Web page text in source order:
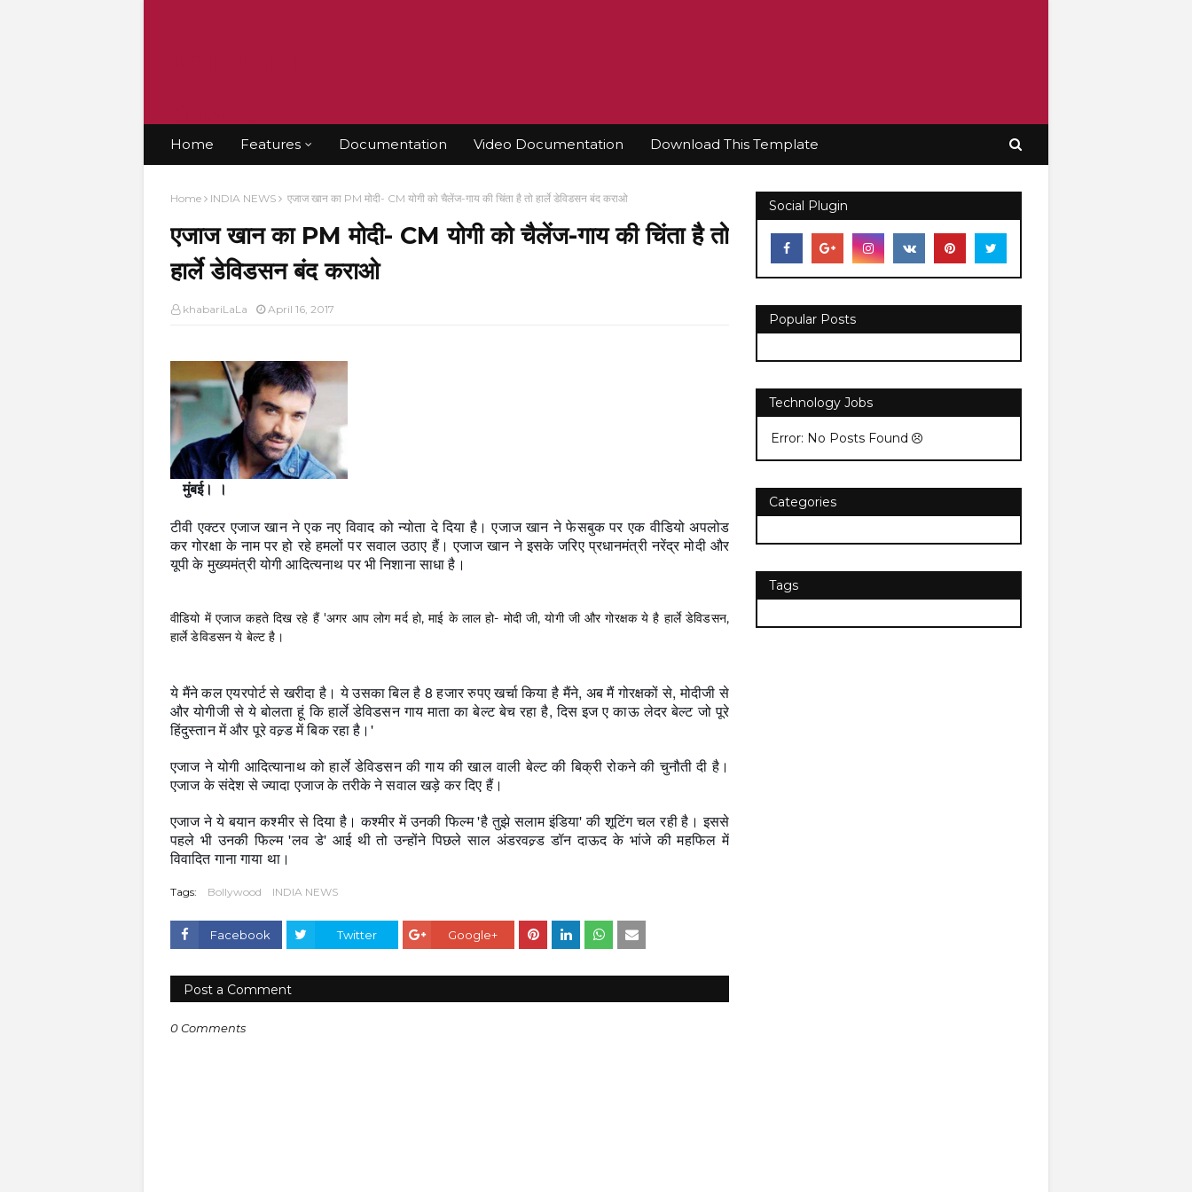
Home Features Documentation Video Documentation Download This Template
Home INDIA NEWS एजाज खान का PM मोदी- CM योगी को चैलेंज-गाय की चिंता है तो हार्ले डेविडसन बंद कराओ
एजाज खान का PM मोदी- CM योगी को चैलेंज-गाय की चिंता है तो
हार्ले डेविडसन बंद कराओ
khabariLaLa April 16, 2017
मुंबई। ।
टीवी एक्टर एजाज खान ने एक नए विवाद को न्योता दे दिया है। एजाज खान ने फेसबुक पर एक वीडियो अपलोड
कर गोरक्षा के नाम पर हो रहे हमलों पर सवाल उठाए हैं। एजाज खान ने इसके जरिए प्रधानमंत्री नरेंद्र मोदी और
यूपी के मुख्यमंत्री योगी आदित्यनाथ पर भी निशाना साधा है।
वीडियो में एजाज कहते दिख रहे हैं 'अगर आप लोग मर्द हो, माई के लाल हो- मोदी जी, योगी जी और गोरक्षक ये है हार्ले डेविडसन,
हार्ले डेविडसन ये बेल्ट है।
ये मैंने कल एयरपोर्ट से खरीदा है। ये उसका बिल है 8 हजार रुपए खर्चा किया है मैंने, अब मैं गोरक्षकों से, मोदीजी से
और योगीजी से ये बोलता हूं कि हार्ले डेविडसन गाय माता का बेल्ट बेच रहा है, दिस इज ए काऊ लेदर बेल्ट जो पूरे
हिंदुस्तान में और पूरे वल्र्ड में बिक रहा है।'
एजाज ने योगी आदित्यानाथ को हार्ले डेविडसन की गाय की खाल वाली बेल्ट की बिक्री रोकने की चुनौती दी है।
एजाज के संदेश से ज्यादा एजाज के तरीके ने सवाल खड़े कर दिए हैं।
एजाज ने ये बयान कश्मीर से दिया है। कश्मीर में उनकी फिल्म 'है तुझे सलाम इंडिया' की शूटिंग चल रही है। इससे
पहले भी उनकी फिल्म 'लव डे' आई थी तो उन्होंने पिछले साल अंडरवल्र्ड डॉन दाऊद के भांजे की महफिल में
विवादित गाना गाया था।
Tags: Bollywood INDIA NEWS
Facebook Twitter Google+
Post a Comment
0 Comments
Social Plugin
Popular Posts
Technology Jobs
Error: No Posts Found
Categories
Tags